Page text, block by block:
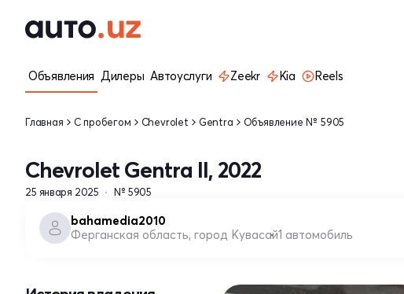
Объявления Дилеры Автоуслуги Zeekr Kia Reels
Главная С пробегом Chevrolet Gentra Объявление № 5905
Chevrolet Gentra II, 2022
25 января 2025 № 5905
bahamedia2010
Ферганская область, город Кувасай1 автомобиль